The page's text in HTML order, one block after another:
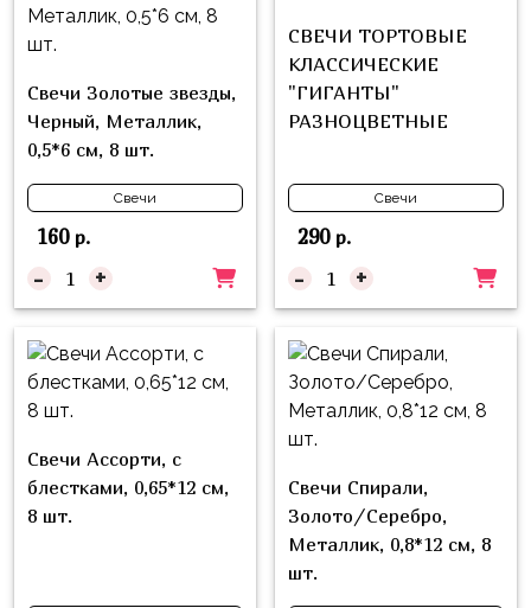
Свечи Золотые звезды,
Черный, Металлик,
0,5*6 см, 8 шт.
Свечи
160р.
- +
СВЕЧИ ТОРТОВЫЕ
КЛАССИЧЕСКИЕ
"ГИГАНТЫ"
РАЗНОЦВЕТНЫЕ
Свечи
290р.
- +
Свечи Ассорти, с
блестками, 0,65*12 см,
8 шт.
Свечи Спирали,
Золото/Серебро,
Металлик, 0,8*12 см, 8
шт.
Бизнес
Индивидуальная
надпись
на
шар
Буквы
Товары
праздника
Свечи
Бумажный
Колпачки,
ободки
Принцессы
и
Минни
Для
Мамы,
Бабушки
Для
Папы,
Дедушки
Тропики
Гарри
Поттер